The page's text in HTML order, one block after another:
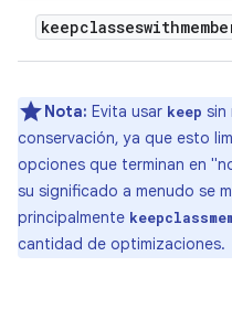
Nota: Evita usar keep
conservación, ya que esto
opciones que terminan en
su significado a menudo se
principalmente
cantidad de optimizaciones.